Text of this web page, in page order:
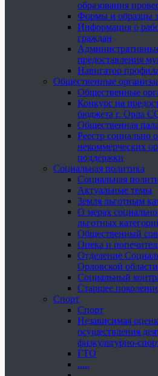
образования
Формы и образцы
Информация о
граждан
предоставления
Навигатор
Общественные
Общественные
Конкурс на
бюджета г. Орла
Общественная
Реестр социально
некоммерческих
поддержки
Социальная политика
Социальная
Актуальные темы
Земля льготным
О мерах
льготных
Общественный
Опека и
Отделение
Орловской
Социальный
Старшее
Спорт
Спорт
Независимая
осуществления
физкультурно-
ГТО
.....